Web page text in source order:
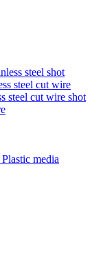
steel shot
steel cut wire
steel cut wire shot
media